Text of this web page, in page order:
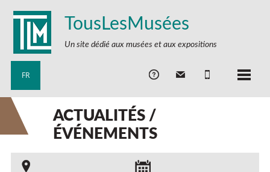
TousLesMusées
Un site dédié aux musées et aux expositions
FR
ACTUALITÉS /
ÉVÉNEMENTS